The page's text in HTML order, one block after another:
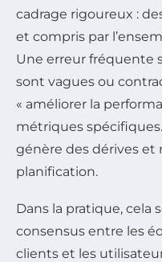
cadrage rigoureux :
et compris par
Une erreur fréquente
sont vagues ou
« améliorer la
métriques
génère des dérives et
planification.
Dans la pratique, cela
consensus entre les
clients et les